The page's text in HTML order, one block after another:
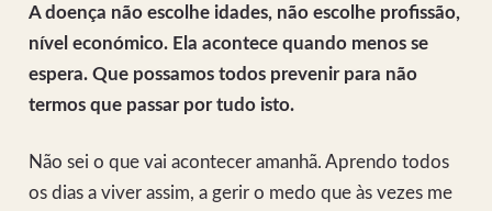
A doença não escolhe idades, não escolhe profissão,
nível económico. Ela acontece quando menos se
espera. Que possamos todos prevenir para não
termos que passar por tudo isto.
Não sei o que vai acontecer amanhã. Aprendo todos
os dias a viver assim, a gerir o medo que às vezes me